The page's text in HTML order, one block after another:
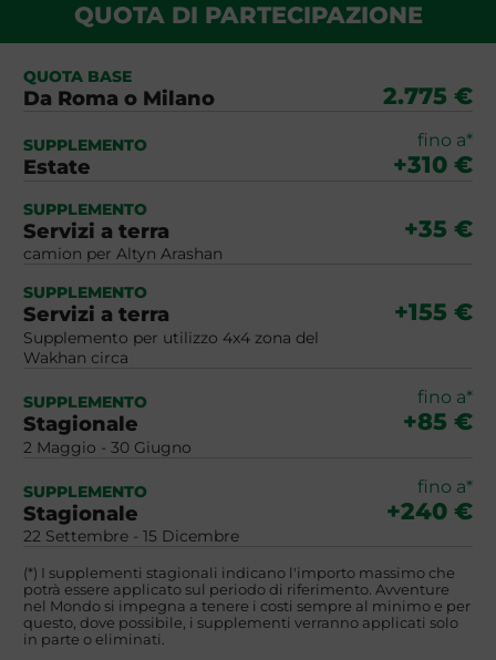
QUOTA DI PARTECIPAZIONE
QUOTA BASE
Da Roma o Milano 2.775 €
SUPPLEMENTO
Estate
fino a*
+310 €
SUPPLEMENTO
Servizi a terra
camion per Altyn Arashan
+35 €
SUPPLEMENTO
Servizi a terra
Supplemento per utilizzo 4x4 zona del
Wakhan circa
+155 €
SUPPLEMENTO
Stagionale
2 Maggio - 30 Giugno
fino a*
+85 €
SUPPLEMENTO
Stagionale
22 Settembre - 15 Dicembre
fino a*
+240 €
(*) I supplementi stagionali indicano l'importo massimo che
potrà essere applicato sul periodo di riferimento. Avventure
nel Mondo si impegna a tenere i costi sempre al minimo e per
questo, dove possibile, i supplementi verranno applicati solo
in parte o eliminati.